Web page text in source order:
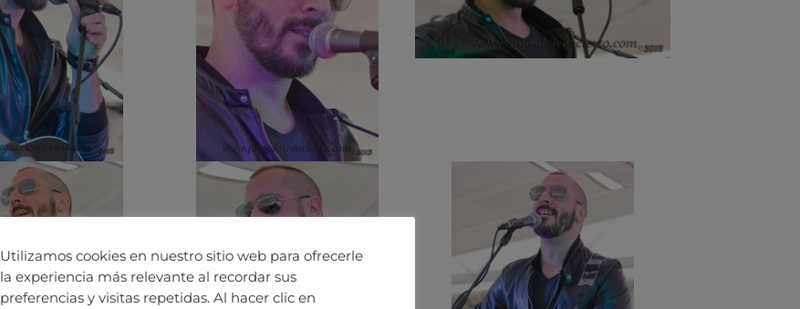
Utilizamos cookies en nuestro sitio web para ofrecerle
la experiencia más relevante al recordar sus
preferencias y visitas repetidas. Al hacer clic en